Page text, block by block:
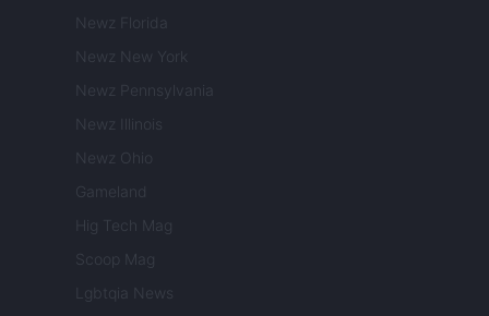
Newz Florida
Newz New York
Newz Pennsylvania
Newz Illinois
Newz Ohio
Gameland
Hig Tech Mag
Scoop Mag
Lgbtqia News